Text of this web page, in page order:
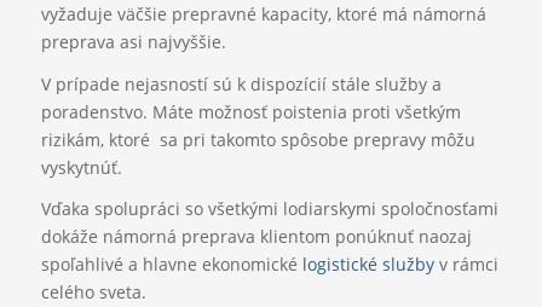
vyžaduje väčšie prepravné kapacity, ktoré má námorná
preprava asi najvyššie.
V prípade nejasností sú k dispozícií stále služby a
poradenstvo. Máte možnosť poistenia proti všetkým
rizikám, ktoré sa pri takomto spôsobe prepravy môžu
vyskytnúť.
Vďaka spolupráci so všetkými lodiarskymi spoločnosťami
dokáže námorná preprava klientom ponúknuť naozaj
spoľahlivé a hlavne ekonomické logistické službyv rámci
celého sveta.